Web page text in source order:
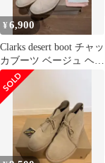
¥6,900
Clarks desert boot チャッ
カブーツ ベージュ ヘン
プ